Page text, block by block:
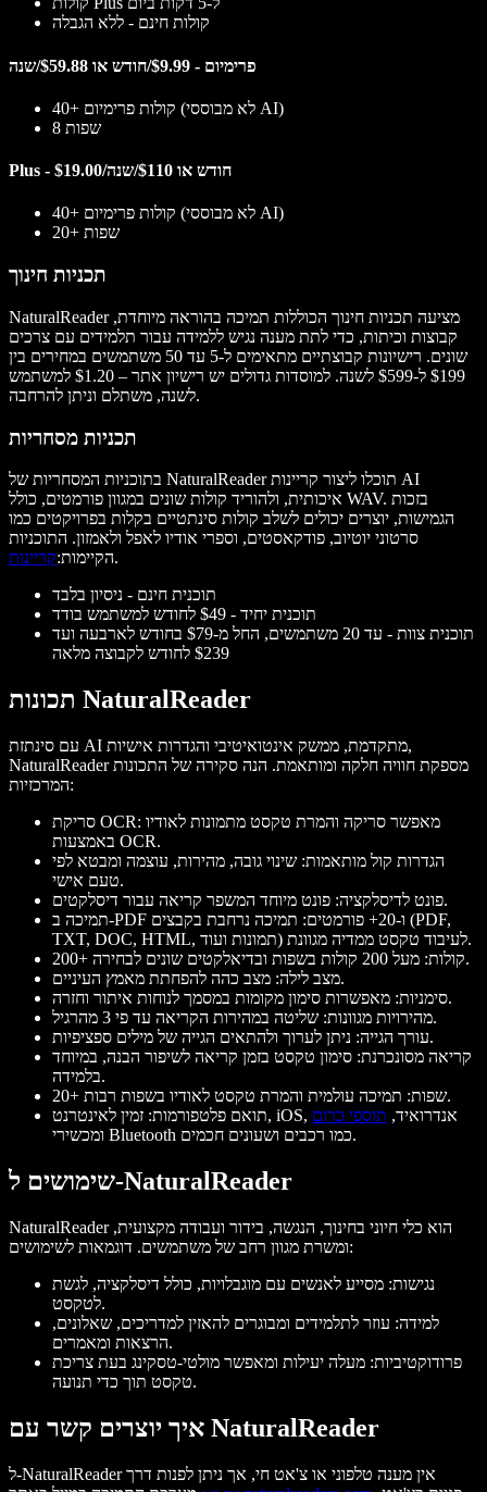
קולות חינם - ללא הגבלה
פרימיום - $9.99/חודש או $59.88/שנה
40+ קולות פרימיום (לא מבוססי AI)
8 שפות
Plus - $19.00/חודש או $110/שנה
40+ קולות פרימיום (לא מבוססי AI)
20+ שפות
תכניות חינוך
NaturalReader מציעה תכניות חינוך הכוללות תמיכה בהוראה מיוחדת,
קבוצות וכיתות, כדי לתת מענה נגיש ללמידה עבור תלמידים עם צרכים
שונים. רישיונות קבוצתיים מתאימים ל-5 עד 50 משתמשים במחירים בין
$199 ל-$599 לשנה. למוסדות גדולים יש רישיון אתר – $1.20 למשתמש
לשנה, משתלם וניתן להרחבה.
תכניות מסחריות
בתוכניות המסחריות של NaturalReader תוכלו ליצור קריינות AI
איכותית, ולהוריד קולות שונים במגוון פורמטים, כולל WAV. בזכות
הגמישות, יוצרים יכולים לשלב קולות סינתטיים בקלות בפרויקטים כמו
סרטוני יוטיוב, פודקאסטים, וספרי אודיו לאפל ולאמזון. התוכניות
הקיימות:קריינות
.
תוכנית חינם - ניסיון בלבד
תוכנית יחיד - $49 לחודש למשתמש בודד
תוכנית צוות - עד 20 משתמשים, החל מ-$79 בחודש לארבעה ועד
$239 לחודש לקבוצה מלאה
תכונות NaturalReader
עם סינתזת AI מתקדמת, ממשק אינטואיטיבי והגדרות אישיות,
NaturalReader מספקת חוויה חלקה ומותאמת. הנה סקירה של התכונות
המרכזיות:
סריקת OCR: מאפשר סריקה והמרת טקסט מתמונות לאודיו
באמצעות OCR.
הגדרות קול מותאמות: שינוי גובה, מהירות, עוצמה ומבטא לפי
טעם אישי.
פונט לדיסלקציה: פונט מיוחד המשפר קריאה עבור דיסלקטים.
תמיכה ב-PDF ו-20+ פורמטים: תמיכה נרחבת בקבצים (PDF,
TXT, DOC, HTML, תמונות ועוד) לעיבוד טקסט ממדיה מגוונת.
200+ קולות: מעל 200 קולות בשפות ובדיאלקטים שונים לבחירה.
מצב לילה: מצב כהה להפחתת מאמץ העיניים.
סימניות: מאפשרות סימון מקומות במסמך לנוחות איתור וחזרה.
מהירויות מגוונות: שליטה במהירות הקריאה עד פי 3 מהרגיל.
עורך הגייה: ניתן לערוך ולהתאים הגייה של מילים ספציפיות.
קריאה מסונכרנת: סימון טקסט בזמן קריאה לשיפור הבנה, במיוחד
בלמידה.
20+ שפות: תמיכה עולמית והמרת טקסט לאודיו בשפות רבות.
תואם פלטפורמות: זמין לאינטרנט, iOS, אנדרואיד, תוספי כרום
ומכשירי Bluetooth כמו רכבים ושעונים חכמים.
שימושים ל-NaturalReader
NaturalReader הוא כלי חיוני בחינוך, הנגשה, בידור ועבודה מקצועית,
ומשרת מגוון רחב של משתמשים. דוגמאות לשימושים:
נגישות: מסייע לאנשים עם מוגבלויות, כולל דיסלקציה, לגשת
לטקסט.
למידה: עוזר לתלמידים ומבוגרים להאזין למדריכים, שאלונים,
הרצאות ומאמרים.
פרודוקטיביות: מעלה יעילות ומאפשר מולטי-טסקינג בעת צריכת
טקסט תוך כדי תנועה.
איך יוצרים קשר עם NaturalReader
ל-NaturalReader אין מענה טלפוני או צ'אט חי, אך ניתן לפנות דרך